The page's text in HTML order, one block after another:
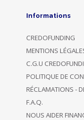
Informations
CREDOFUNDING
MENTIONS
C.G.U
POLITIQUE DE
RÉCLAMATIONS -
F.A.Q.
NOUS AIDER